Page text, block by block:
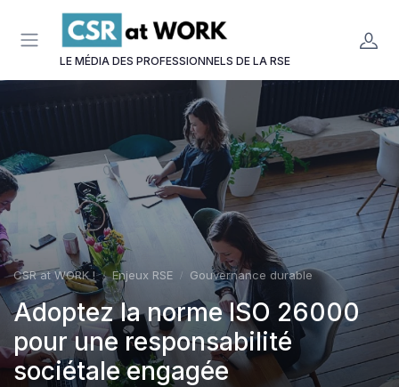
LE MÉDIA DES PROFESSIONNELS DE LA RSE
CSR at WORK ! Enjeux RSE Gouvernance durable
Adoptez la norme ISO 26000
pour une responsabilité
sociétale engagée
Panneau de gestion des cookies